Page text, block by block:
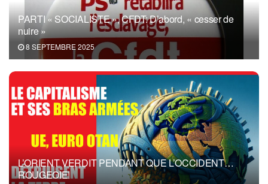
PARTI « SOCIALISTE », CFDT: D’abord, « cesser de
nuire »
8 SEPTEMBRE 2025
L’ORIENT VERDIT PENDANT QUE L’OCCIDENT…
ROUGEOIE!